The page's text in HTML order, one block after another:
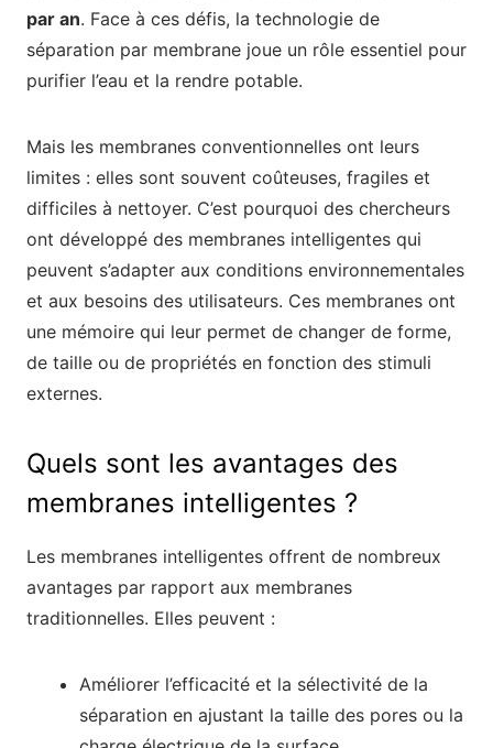
par an. Face à ces défis, la technologie de
séparation par membrane joue un rôle essentiel pour
purifier l’eau et la rendre potable.
Mais les membranes conventionnelles ont leurs
limites : elles sont souvent coûteuses, fragiles et
difficiles à nettoyer. C’est pourquoi des chercheurs
ont développé des membranes intelligentes qui
peuvent s’adapter aux conditions environnementales
et aux besoins des utilisateurs. Ces membranes ont
une mémoire qui leur permet de changer de forme,
de taille ou de propriétés en fonction des stimuli
externes.
Quels sont les avantages des
membranes intelligentes ?
Les membranes intelligentes offrent de nombreux
avantages par rapport aux membranes
traditionnelles. Elles peuvent :
Améliorer l’efficacité et la sélectivité de la
séparation en ajustant la taille des pores ou la